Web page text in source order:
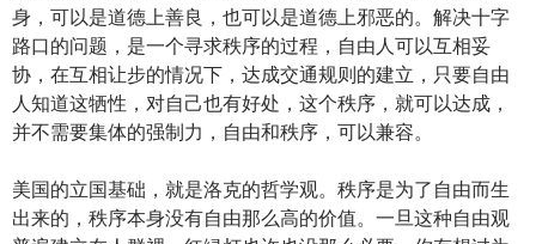
身，可以是道德上善良，也可以是道德上邪恶的。解决十字
路口的问题，是一个寻求秩序的过程，自由人可以互相妥
协，在互相让步的情况下，达成交通规则的建立，只要自由
人知道这牺性，对自己也有好处，这个秩序，就可以达成，
并不需要集体的强制力，自由和秩序，可以兼容。
美国的立国基础，就是洛克的哲学观。秩序是为了自由而生
出来的，秩序本身没有自由那么高的价值。一旦这种自由观